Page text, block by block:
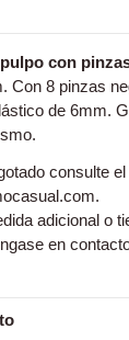
con
Con 8 pinzas
de 6mm.
consulte
.
adicional o
en